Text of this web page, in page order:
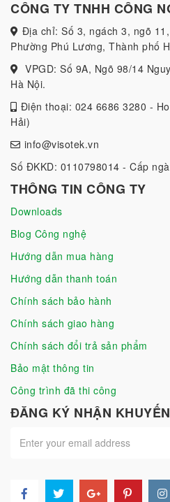
CÔNG TY TNHH CÔNG
Địa chỉ: Số 3, ngách 3, ngõ
Phường Phú Lương, Thành phố
VPGD: Số 9A, Ngõ 98/14
Hà Nội.
Điện thoại: 024 6686 3280 -
Hải)
info@visotek.vn
Số ĐKKD: 0110798014 - Cấp
THÔNG TIN CÔNG TY
Downloads
Blog Công nghệ
Hướng dẫn mua hàng
Hướng dẫn thanh toán
Chính sách bảo hành
Chính sách giao hàng
Chính sách đổi trả sản phẩm
Bảo mật thông tin
Công trình đã thi công
ĐĂNG KÝ NHẬN